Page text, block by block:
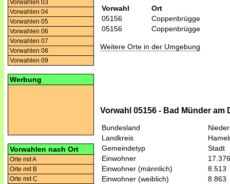
Vorwahlen 03
Vorwahlen 04
Vorwahlen 05
Vorwahlen 06
Vorwahlen 07
Vorwahlen 08
Vorwahlen 09
Werbung
Vorwahlen nach Ort
Orte mit A
Orte mit B
Orte mit C
Vorwahl
Ort
05156
Coppenbrügge
05156
Coppenbrügge
Weitere Orte in der Umgebung
Vorwahl 05156 - Bad Münder
Bundesland
Landkreis
Gemeindetyp
Stadt
Einwohner
17.376
Einwohner (männlich)
8.513
Einwohner (weiblich)
8.863